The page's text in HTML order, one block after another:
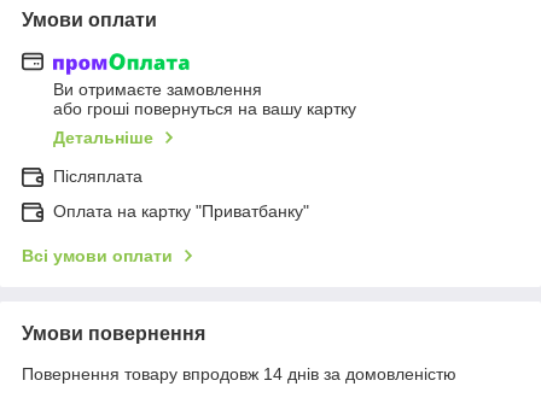
Умови оплати
Ви отримаєте замовлення
або гроші повернуться на вашу картку
Детальніше
Післяплата
Оплата на картку "Приватбанку"
Всі умови оплати
Умови повернення
Повернення товару впродовж 14 днів за домовленістю